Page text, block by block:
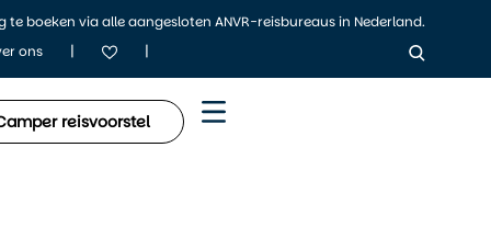
te boeken via alle aangesloten ANVR-reisbureaus in Nederland.
ons | |
reisvoorstel